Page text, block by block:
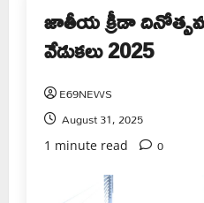
జాతీయ క్రీడా దినోత్సవ
వేడుకలు 2025
E69NEWS
August 31, 2025
1 minute read 0